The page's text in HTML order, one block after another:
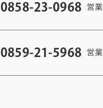
0858-23-0968 営
0859-21-5968 営